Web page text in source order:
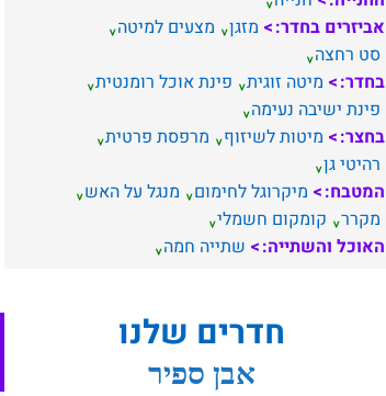
אביזרים בחדר:
מזגן מצעים למיטה
סט רחצה
בחדר:
מיטה זוגית פינת אוכל רומנטית
פינת ישיבה נעימה
בחצר:
מיטות לשיזוף
מרפסת פרטית
רהיטי גן
המטבח:
מיקרוגל לחימום
מנגל על האש
מקרר קומקום חשמלי
האוכל והשתייה:
שתייה חמה
חדרים שלנו
אבן ספיר